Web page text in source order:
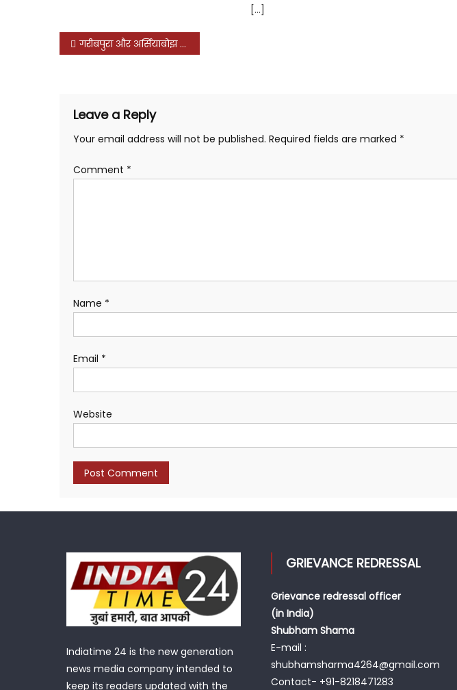
[…]
Post
गरीबपुरा और अर्सियाबोझ में गरजे नसीम अहमद, लोगों का मिला अपार समर्थन
Leave a Reply
Your email address will not be published. Required fields are marked *
Comment *
Name *
Email *
Website
Indiatime 24 is the new generation
news media company intended to
keep its readers updated with the
GRIEVANCE REDRESSAL
Grievance redressal officer
(in India)
Shubham Shama
E-mail :
shubhamsharma4264@gmail.com
Contact- +91-8218471283